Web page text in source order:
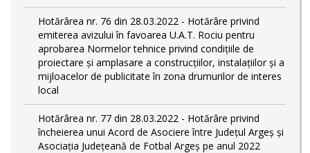
Hotărârea nr. 76 din 28.03.2022 - Hotărâre privind
emiterea avizului în favoarea U.A.T. Rociu pentru
aprobarea Normelor tehnice privind condiţiile de
proiectare şi amplasare a construcţiilor, instalaţiilor şi a
mijloacelor de publicitate în zona drumurilor de interes
local
Hotărârea nr. 77 din 28.03.2022 - Hotărâre privind
încheierea unui Acord de Asociere între Județul Argeș și
Asociația Județeană de Fotbal Argeș pe anul 2022